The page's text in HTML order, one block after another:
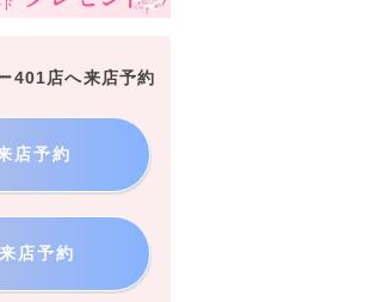
401店へ来店予約
店予約
店予約